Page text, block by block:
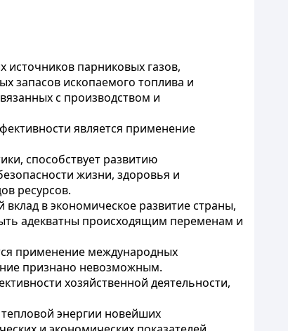
источников парниковых газов,
запасов ископаемого топлива и
с производством и
является применение
способствует развитию
жизни, здоровья и
ресурсов.
в экономическое развитие страны,
адекватны происходящим переменам и
применение международных
признано невозможным.
хозяйственной деятельности,
энергии новейших